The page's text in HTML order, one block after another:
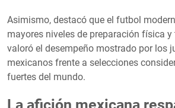
Asimismo, destacó que el futbol
mayores niveles de preparación física y
valoró el desempeño mostrado por los
mexicanos frente a selecciones
fuertes del mundo.